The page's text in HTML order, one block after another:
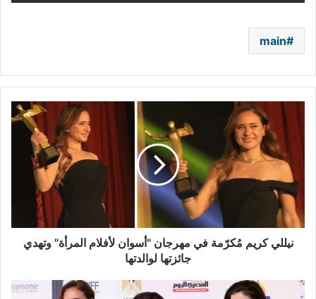
main
مهرجان
"أسوان
لأفلام
المرأة"
وتهدي
جائزتها
نيللي كريم مُكرّمة في مهرجان "أسوان لأفلام المرأة" وتهدي
جائزتها لوالدتها
50